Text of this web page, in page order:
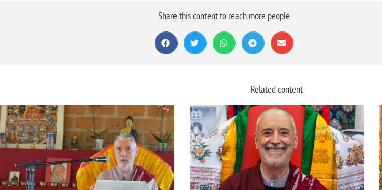
Share this content to reach more people
Related content